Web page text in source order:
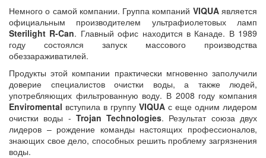
Немного о самой компании. Группа компаний VIQUAявляется
официальным производителем ультрафиолетовых ламп
Sterilight R-Can. Главный офис находится в Канаде. В 1989
году состоялся запуск массового производства
обеззараживатилей.
Продукты этой компании практически мгновенно заполучили
доверие специалистов очистки воды, а также людей,
употребляющих фильтрованную воду. В 2008 году компания
Enviromental вступила в группу VIQUA с еще одним лидером
очистки воды - Trojan Technologies. Результат союза двух
лидеров – рождение команды настоящих профессионалов,
знающих свое дело, способных решить проблему загрязнения
воды.